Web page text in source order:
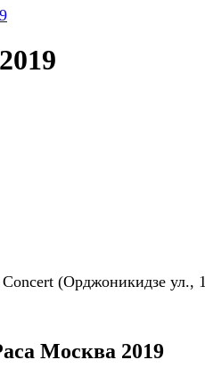
(Орджоникидзе ул.,
Москва 2019